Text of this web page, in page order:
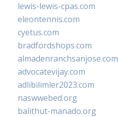
lewis-lewis-cpas.com
eleontennis.com
cyetus.com
bradfordshops.com
almadenranchsanjose.com
advocatevijay.com
adlibilimler2023.com
naswwebed.org
balithut-manado.org